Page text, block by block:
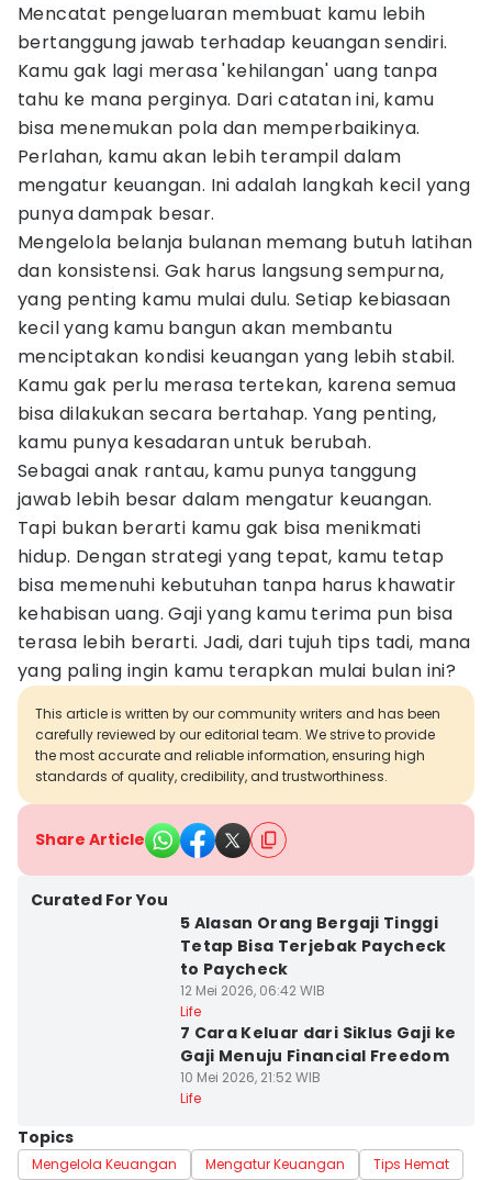
Mencatat pengeluaran membuat kamu lebih
bertanggung jawab terhadap keuangan sendiri.
Kamu gak lagi merasa 'kehilangan' uang tanpa
tahu ke mana perginya. Dari catatan ini, kamu
bisa menemukan pola dan memperbaikinya.
Perlahan, kamu akan lebih terampil dalam
mengatur keuangan. Ini adalah langkah kecil yang
punya dampak besar.
Mengelola belanja bulanan memang butuh latihan
dan konsistensi. Gak harus langsung sempurna,
yang penting kamu mulai dulu. Setiap kebiasaan
kecil yang kamu bangun akan membantu
menciptakan kondisi keuangan yang lebih stabil.
Kamu gak perlu merasa tertekan, karena semua
bisa dilakukan secara bertahap. Yang penting,
kamu punya kesadaran untuk berubah.
Sebagai anak rantau, kamu punya tanggung
jawab lebih besar dalam mengatur keuangan.
Tapi bukan berarti kamu gak bisa menikmati
hidup. Dengan strategi yang tepat, kamu tetap
bisa memenuhi kebutuhan tanpa harus khawatir
kehabisan uang. Gaji yang kamu terima pun bisa
terasa lebih berarti. Jadi, dari tujuh tips tadi, mana
yang paling ingin kamu terapkan mulai bulan ini?
This article is written by our community writers and has been
carefully reviewed by our editorial team. We strive to provide
the most accurate and reliable information, ensuring high
standards of quality, credibility, and trustworthiness.
Share Article
Curated For You
5 Alasan Orang Bergaji Tinggi
Tetap Bisa Terjebak Paycheck
to Paycheck
12 Mei 2026, 06:42 WIB
Life
7 Cara Keluar dari Siklus Gaji ke
Gaji Menuju Financial Freedom
10 Mei 2026, 21:52 WIB
Life
Topics
Mengelola Keuangan Mengatur Keuangan
Tips Hemat